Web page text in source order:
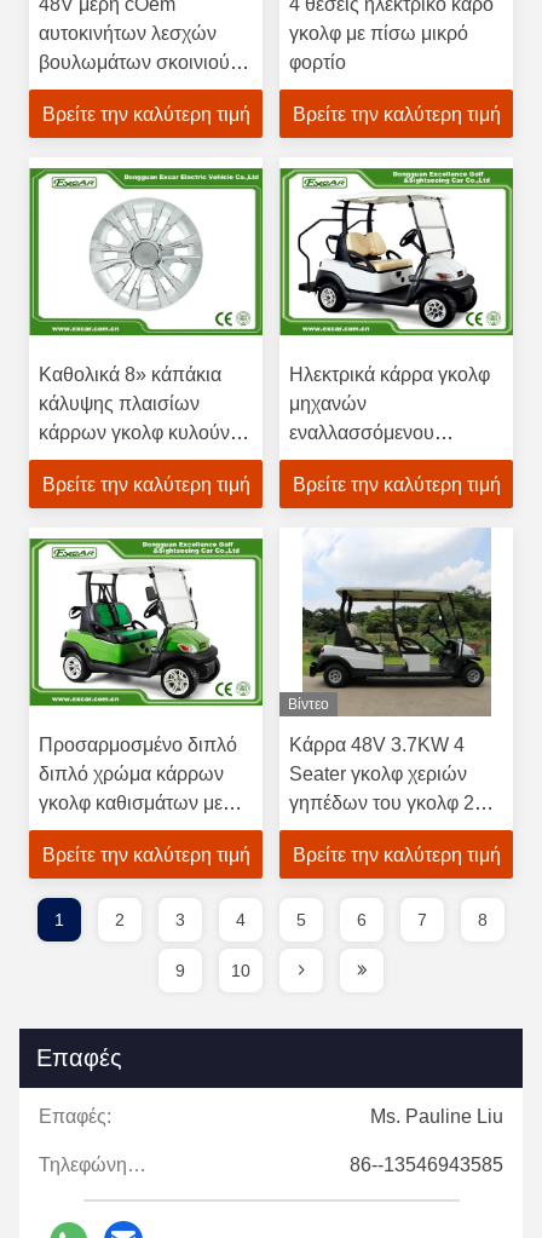
48V μέρη cOem
αυτοκινήτων λεσχών
βουλωμάτων σκοινιού
φορτιστών κάρρων
γκολφ για το
101828901 DS
Βρείτε την καλύτερη τιμή
4 θέσεις ηλεκτρικό κάρο
γκολφ με πίσω μικρό
φορτίο
Βρείτε την καλύτερη τιμή
Καθολικά 8» κάπάκια
κάλυψης πλαισίων
κάρρων γκολφ κυλούν
την κάλυψη για τα
περισσότερα εξαρτήματα
Βρείτε την καλύτερη τιμή
Ηλεκτρικά κάρρα γκολφ
μηχανών
εναλλασσόμενου
ρεύματος KDS με 8
ίντσα/10 ίντσα/12 ίντσα
Βρείτε την καλύτερη τιμή
Προσαρμοσμένο διπλό
διπλό χρώμα κάρρων
γκολφ καθισμάτων με
τον ελεγκτή του Curtis
Βρείτε την καλύτερη τιμή
Βίντεο
Κάρρα 48V 3.7KW 4
Seater γκολφ χεριών
γηπέδων του γκολφ 2$α
εξουσιοδότηση 1 έτους
Βρείτε την καλύτερη τιμή
1 2 3 4 5 6 7 8
9 10
Επαφές
Επαφές: Ms. Pauline Liu
Τηλεφώνημα: 86--13546943585